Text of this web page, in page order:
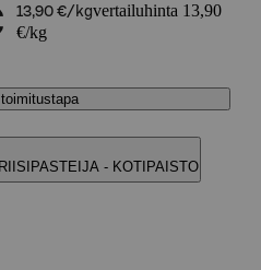
13,90 €/kgvertailuhinta 13,90
€/kg
- KOTIPAISTO